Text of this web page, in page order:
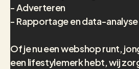
- Adverteren
- Rapportage en data-analyse
Of je nu een webshop runt,
een lifestylemerk hebt, wij